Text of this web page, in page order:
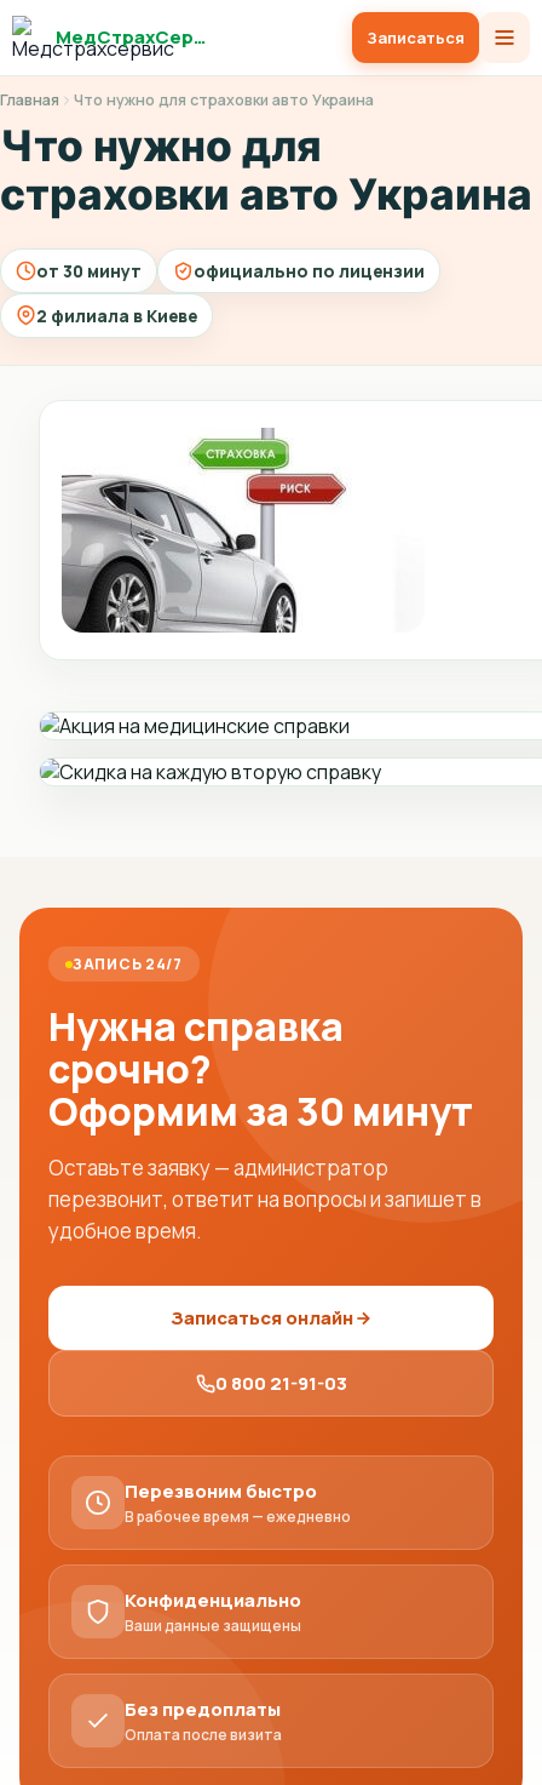
МедСтрахСервис Записаться
Главная Что нужно для страховки авто Украина
Что нужно для
страховки авто Украина
от 30 минут
официально по лицензии
2 филиала в Киеве
ЗАПИСЬ 24/7
Нужна справка
срочно?
Оформим за 30 минут
Оставьте заявку — администратор
перезвонит, ответит на вопросы и запишет в
удобное время.
Записаться онлайн
0 800 21-91-03
Перезвоним быстро
В рабочее время — ежедневно
Конфиденциально
Ваши данные защищены
Без предоплаты
Оплата после визита